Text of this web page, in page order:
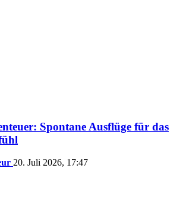
Spontane Ausflüge für das
20. Juli 2026, 17:47